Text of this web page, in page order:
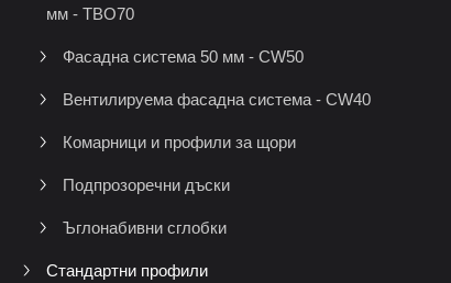
мм - TBO70
Фасадна система 50 мм - CW50
Вентилируема фасадна система - CW40
Комарници и профили за щори
Подпрозоречни дъски
Ъглонабивни сглобки
Стандартни профили